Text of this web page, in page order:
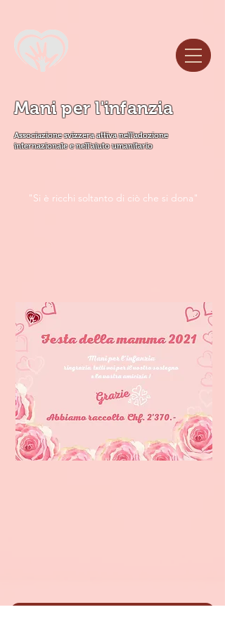
"Si è ricchi soltanto di ciò che si dona"
Mani per l'infanzia
Associazione svizzera attiva nell'adozione
internazionale e nell'aiuto umanitario